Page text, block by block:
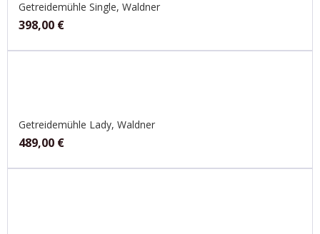
Getreidemühle Single, Waldner
398,00 €
Getreidemühle Lady, Waldner
489,00 €